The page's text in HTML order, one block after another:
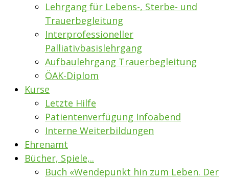
Lehrgang für Lebens-, Sterbe- und
Trauerbegleitung
Interprofessioneller
Palliativbasislehrgang
Aufbaulehrgang Trauerbegleitung
ÖAK-Diplom
Kurse
Letzte Hilfe
Patientenverfügung Infoabend
Interne Weiterbildungen
Ehrenamt
Bücher, Spiele,..
Buch «Wendepunkt hin zum Leben. Der